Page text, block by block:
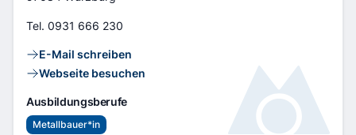
Tel. 0931 666 230
Kontaktlinks
E-Mail schreiben
Webseite besuchen
Ausbildungsberufe
Metallbauer*in